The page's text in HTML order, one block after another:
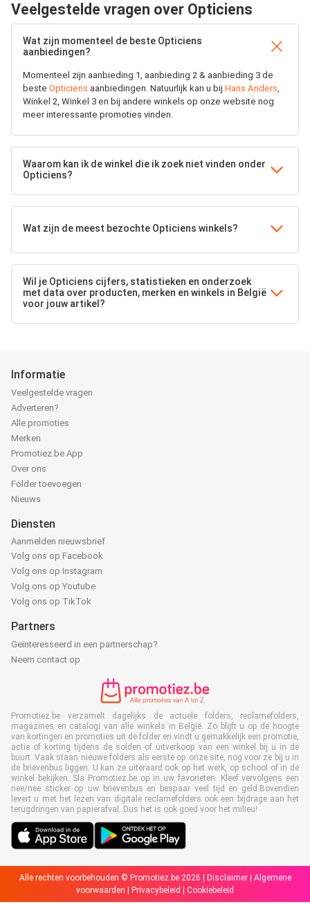
Veelgestelde vragen over Opticiens
Wat zijn momenteel de beste Opticiens
aanbiedingen?
Momenteel zijn aanbieding 1, aanbieding 2 & aanbieding 3 de
beste Opticiens aanbiedingen. Natuurlijk kan u bij Hans Anders,
Winkel 2, Winkel 3 en bij andere winkels op onze website nog
meer interessante promoties vinden.
Waarom kan ik de winkel die ik zoek niet vinden onder
Opticiens?
Wat zijn de meest bezochte Opticiens winkels?
Wil je Opticiens cijfers, statistieken en onderzoek
met data over producten, merken en winkels in België
voor jouw artikel?
Informatie
Veelgestelde vragen
Adverteren?
Alle promoties
Merken
Promotiez.be App
Over ons
Folder toevoegen
Nieuws
Diensten
Aanmelden nieuwsbrief
Volg ons op Facebook
Volg ons op Instagram
Volg ons op Youtube
Volg ons op TikTok
Partners
Geïnteresseerd in een partnerschap?
Neem contact op
Promotiez.be verzamelt dagelijks de actuele folders, reclamefolders,
magazines en catalogi van alle winkels in België. Zo blijft u op de hoogte
van kortingen en promoties uit de folder en vindt u gemakkelijk een promotie,
actie of korting tijdens de solden of uitverkoop van een winkel bij u in de
buurt. Vaak staan nieuwe folders als eerste op onze site, nog voor ze bij u in
de brievenbus liggen. U kan ze uiteraard ook op het werk, op school of in de
winkel bekijken. Sla Promotiez.be op in uw favorieten. Kleef vervolgens een
nee/nee sticker op uw brievenbus en bespaar veel tijd en geld.Bovendien
levert u met het lezen van digitale reclamefolders ook een bijdrage aan het
terugdringen van papierafval. Dus het is ook goed voor het milieu!
Alle rechten voorbehouden © Promotiez.be 2026 | Disclaimer| Algemene
voorwaarden
Privacybeleid Cookiebeleid